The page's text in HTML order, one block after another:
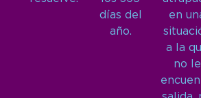
días del
año.
en
a la
no le